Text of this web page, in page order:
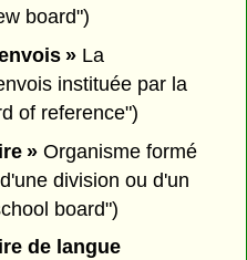
board")
»La
instituée par la
of reference")
»Organisme formé
division ou d'un
board")
de langue